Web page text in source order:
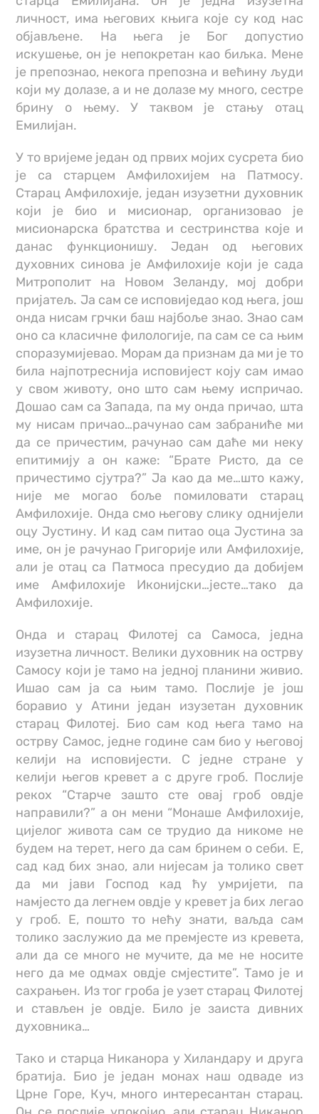
личност, има његових књига које су код нас
објављене. На њега је Бог допустио
искушење, он је непокретан као биљка. Мене
је препознао, некога препозна и већину људи
који му долазе, а и не долазе му много, сестре
брину о њему. У таквом је стању отац
Емилијан.
У то вријеме један од првих мојих сусрета био
је са старцем Амфилохијем на Патмосу.
Старац Амфилохије, један изузетни духовник
који је био и мисионар, организовао је
мисионарска братства и сестринства које и
данас функционишу. Један од његових
духовних синова је Амфилохије који је сада
Митрополит на Новом Зеланду, мој добри
пријатељ. Ја сам се исповиједао код њега, још
онда нисам грчки баш најбоље знао. Знао сам
оно са класичне филологије, па сам се са њим
споразумијевао. Морам да признам да ми је то
била најпотреснија исповијест коју сам имао
у свом животу, оно што сам њему испричао.
Дошао сам са Запада, па му онда причао, шта
му нисам причао…рачунао сам забраниће ми
да се причестим, рачунао сам даће ми неку
епитимију а он каже: “Брате Ристо, да се
причестимо сјутра?” Ја као да ме…што кажу,
није ме могао боље помиловати старац
Амфилохије. Онда смо његову слику однијели
оцу Јустину. И кад сам питао оца Јустина за
име, он је рачунао Григорије или Амфилохије,
али је отац са Патмоса пресудио да добијем
име Амфилохије Иконијски…јесте…тако да
Амфилохије.
Онда и старац Филотеј са Самоса, једна
изузетна личност. Велики духовник на острву
Самосу који је тамо на једној планини живио.
Ишао сам ја са њим тамо. Послије је још
боравио у Атини један изузетан духовник
старац Филотеј. Био сам код њега тамо на
острву Самос, једне године сам био у његовој
келији на исповијести. С једне стране у
келији његов кревет а с друге гроб. Послије
рекох “Старче зашто сте овај гроб овдје
направили?” а он мени “Монаше Амфилохије,
цијелог живота сам се трудио да никоме не
будем на терет, него да сам бринем о себи. Е,
сад кад бих знао, али нијесам ја толико свет
да ми јави Господ кад ћу умријети, па
намјесто да легнем овдје у кревет ја бих легао
у гроб. Е, пошто то нећу знати, ваљда сам
толико заслужио да ме премјесте из кревета,
али да се много не мучите, да ме не носите
него да ме одмах овдје смјестите”. Тамо је и
сахрањен. Из тог гроба је узет старац Филотеј
и стављен је овдје. Било је заиста дивних
духовника…
Тако и старца Никанора у Хиландару и друга
братија. Био је један монах наш одваде из
Црне Горе, Куч, много интересантан старац.